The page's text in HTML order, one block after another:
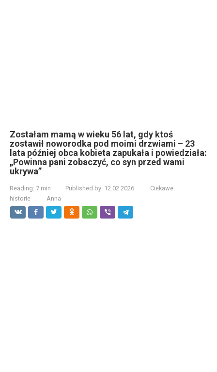
Zostałam mamą w wieku 56 lat, gdy ktoś
zostawił noworodka pod moimi drzwiami – 23
lata później obca kobieta zapukała i powiedziała:
„Powinna pani zobaczyć, co syn przed wami
ukrywa”
Reading: 7 min Published by: 12.02.2026
Ciekawe
historie
Anna